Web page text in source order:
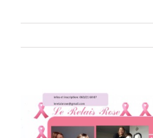
l'image
agrandie